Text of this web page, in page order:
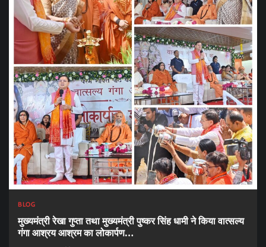
BLOG
मुख्यमंत्री रेखा गुप्ता तथा मुख्यमंत्री पुष्कर सिंह धामी ने किया वात्सल्य
गंगा आश्रय आश्रम का लोकार्पण…